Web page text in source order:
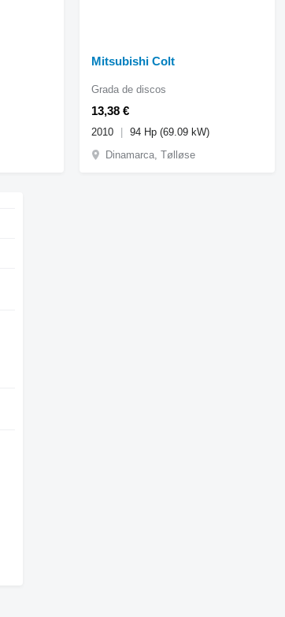
Mitsubishi Colt
13,38 €
Grada de discos
2010
94 Hp (69.09 kW)
Dinamarca, Tølløse